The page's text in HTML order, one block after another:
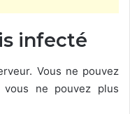
infecté
Vous ne pouvez
ne pouvez plus